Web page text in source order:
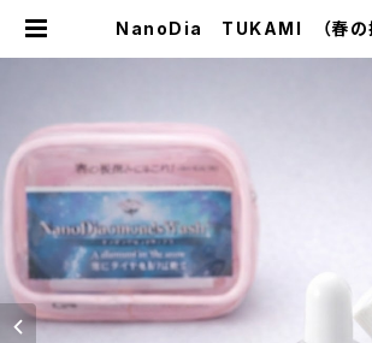
NanoDia TUKAMI （春の